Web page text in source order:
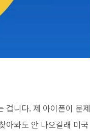
겁니다. 제 아이폰이 문제
아봐도 안 나오길래 미국